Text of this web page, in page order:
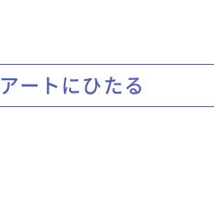
アートにひたる